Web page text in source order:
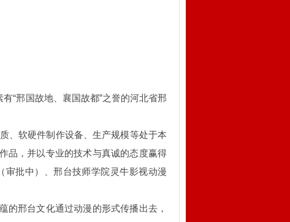
“邢国故地、襄国故都”之誉的河北省邢
、软硬件制作设备、生产规模等处于本
品，并以专业的技术与真诚的态度赢得
审批中）、邢台技师学院灵牛影视动漫
的邢台文化通过动漫的形式传播出去，